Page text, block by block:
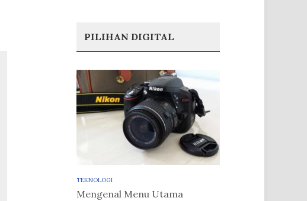
PILIHAN DIGITAL
TEKNOLOGI
Mengenal Menu Utama